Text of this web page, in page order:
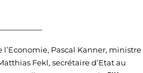
Pascal Kanner, ministre
Fekl, secrétaire d’Etat au